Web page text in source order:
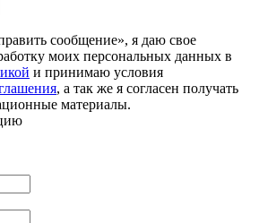
сообщение», я даю свое
моих персональных данных в
и принимаю условия
, а так же я согласен получать
материалы.